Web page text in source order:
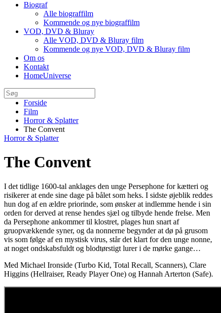
Biograf
Alle biograffilm
Kommende og nye biograffilm
VOD, DVD & Bluray
Alle VOD, DVD & Bluray film
Kommende og nye VOD, DVD & Bluray film
Om os
Kontakt
HomeUniverse
Forside
Film
Horror & Splatter
The Convent
Horror & Splatter
The Convent
I det tidlige 1600-tal anklages den unge Persephone for kætteri og
risikerer at ende sine dage på bålet som heks. I sidste øjeblik reddes
hun dog af en ældre priorinde, som ønsker at indlemme hende i sin
orden for derved at rense hendes sjæl og tilbyde hende frelse. Men
da Persephone ankommer til klostret, plages hun snart af
gruopvækkende syner, og da nonnerne begynder at dø på grusom
vis som følge af en mystisk virus, står det klart for den unge nonne,
at noget ondskabsfuldt og blodtørstigt lurer i de mørke gange…
Med Michael Ironside (Turbo Kid, Total Recall, Scanners), Clare
Higgins (Hellraiser, Ready Player One) og Hannah Arterton (Safe).